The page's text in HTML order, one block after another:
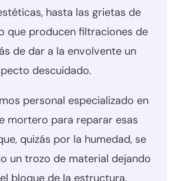
hasta las grietas de
que producen filtraciones de
de dar a la envolvente un
descuidado.
personal especializado en
mortero para reparar esas
quizás por la humedad, se
un trozo de material dejando
bloque de la estructura.